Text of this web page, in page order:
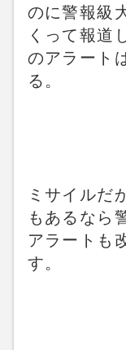
のに警報級
くって報道
のアラート
る。
ミサイルだ
もあるなら
アラートも
す。